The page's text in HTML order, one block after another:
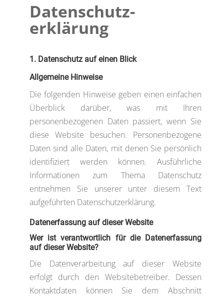
Datenschutz­
erklärung
1. Datenschutz auf einen Blick
Allgemeine Hinweise
Die folgenden Hinweise geben einen einfachen
Überblick darüber, was mit Ihren
personenbezogenen Daten passiert, wenn Sie
diese Website besuchen. Personenbezogene
Daten sind alle Daten, mit denen Sie persönlich
identifiziert werden können. Ausführliche
Informationen zum Thema Datenschutz
entnehmen Sie unserer unter diesem Text
aufgeführten Datenschutzerklärung.
Datenerfassung auf dieser Website
Wer ist verantwortlich für die Datenerfassung
auf dieser Website?
Die Datenverarbeitung auf dieser Website
erfolgt durch den Websitebetreiber. Dessen
Kontaktdaten können Sie dem Abschnitt